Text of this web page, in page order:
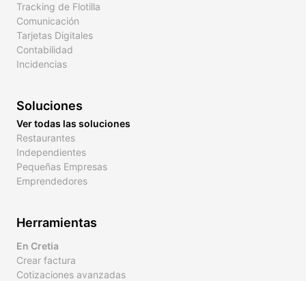
Tracking de Flotilla
Comunicación
Tarjetas Digitales
Contabilidad
Incidencias
Soluciones
Ver todas las soluciones
Restaurantes
Independientes
Pequeñas Empresas
Emprendedores
Herramientas
En Cretia
Crear factura
Cotizaciones avanzadas